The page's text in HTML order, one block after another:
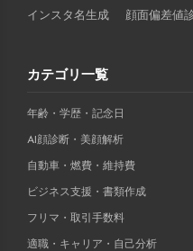
インスタ名生成 顔面偏差値
カテゴリ一覧
年齢・学歴・記念日
AI顔診断・美顔解析
自動車・燃費・維持費
ビジネス支援・書類作成
フリマ・取引手数料
適職・キャリア・自己分析